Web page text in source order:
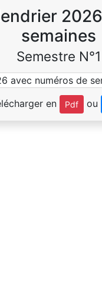
semaines
Semestre N°1
en Pdf ou